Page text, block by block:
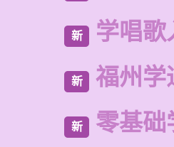
新 学唱歌
新 福州学
新 零基础